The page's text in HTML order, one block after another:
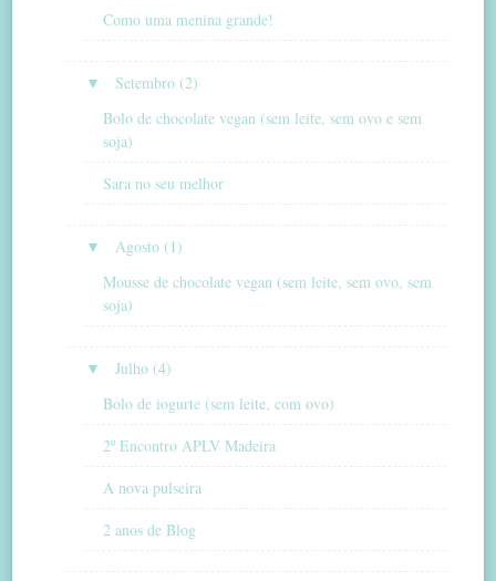
Como uma menina grande!
▼
Setembro (2)
Bolo de chocolate vegan (sem leite, sem ovo e sem
soja)
Sara no seu melhor
▼
Agosto (1)
Mousse de chocolate vegan (sem leite, sem ovo, sem
soja)
▼
Julho (4)
Bolo de iogurte (sem leite, com ovo)
2º Encontro APLV Madeira
A nova pulseira
2 anos de Blog